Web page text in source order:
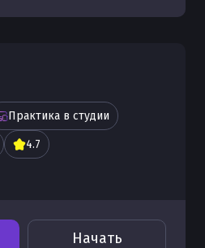
Практика в студии
4.7
Начать